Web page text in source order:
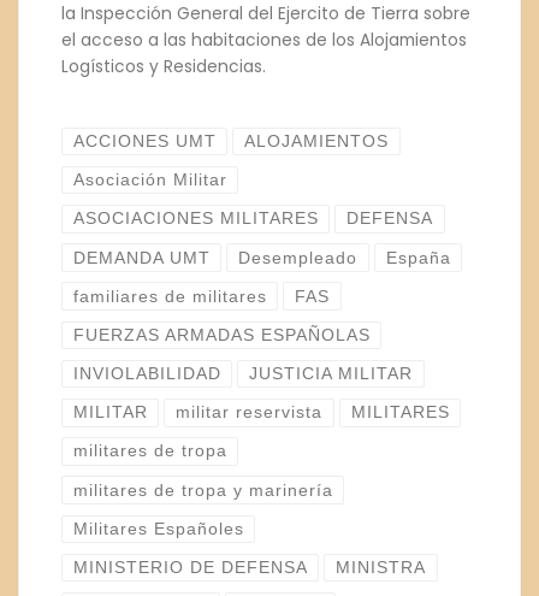
la Inspección General del Ejercito de Tierra sobre
el acceso a las habitaciones de los Alojamientos
Logísticos y Residencias.
ACCIONES UMT ALOJAMIENTOS
Asociación Militar
ASOCIACIONES MILITARES DEFENSA
DEMANDA UMT Desempleado España
familiares de militares FAS
FUERZAS ARMADAS ESPAÑOLAS
INVIOLABILIDAD JUSTICIA MILITAR
MILITAR militar reservista MILITARES
militares de tropa
militares de tropa y marinería
Militares Españoles
MINISTERIO DE DEFENSA MINISTRA